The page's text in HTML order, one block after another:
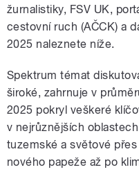
žurnalistiky, FSV UK,
cestovní ruch (AČCK) a
2025 naleznete níže.
Spektrum témat
široké, zahrnuje v
2025 pokryl veškeré
v nejrůznějších
tuzemské a světové
nového papeže až po